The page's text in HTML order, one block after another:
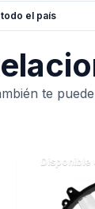
Celeron
N4505
(S/RAM
-
todo el país
te
Disponible